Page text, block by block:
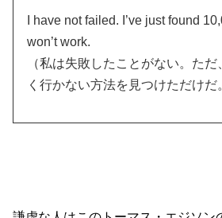
I have not failed. I’ve just found
won’t work.
（私は失敗したことがない。た
く行かない方法を見つけただけだ